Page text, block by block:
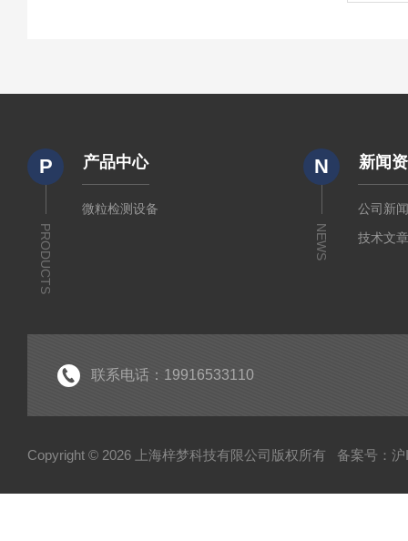
P
PRODUCTS
产品中心
微粒检测设备
N
NEWS
新闻
公司新
技术文
联系电话：19916533110
Copyright © 2026 上海梓梦科技有限公司版权所有 备案号：